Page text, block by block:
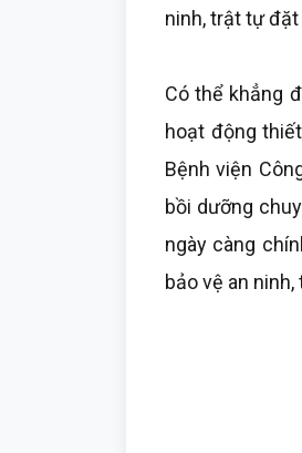
ninh, trật tự đặt
Có thể khẳng
hoạt động
Bệnh viện
bồi dưỡng
ngày càng
bảo vệ an